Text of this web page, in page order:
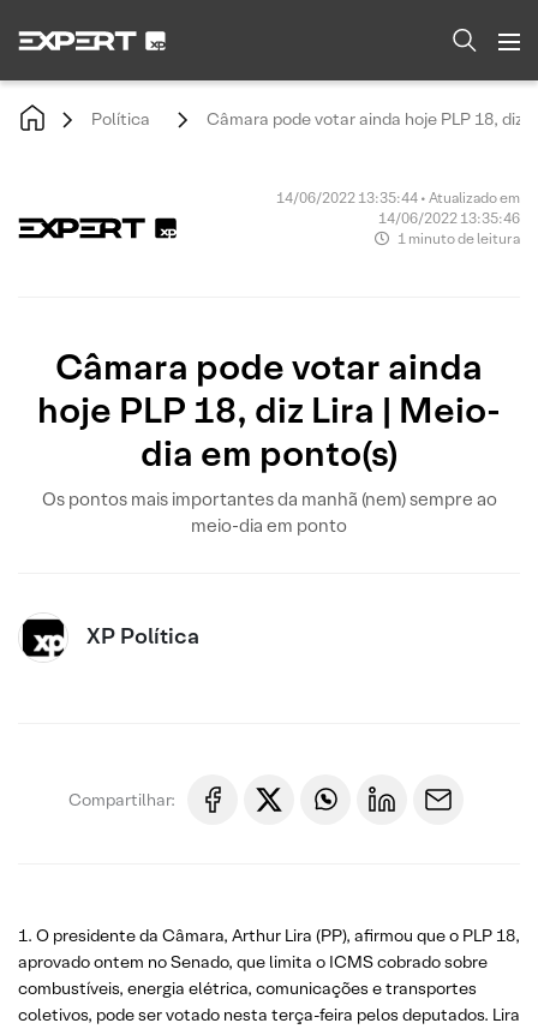
Política Câmara pode votar ainda hoje PLP 18, diz
14/06/2022 13:35:44 • Atualizado em
14/06/2022 13:35:46
1 minuto de leitura
Câmara pode votar ainda
hoje PLP 18, diz Lira | Meio-
dia em ponto(s)
Os pontos mais importantes da manhã (nem) sempre ao
meio-dia em ponto
XP Política
Compartilhar:
1. O presidente da Câmara, Arthur Lira (PP), afirmou que o PLP 18,
aprovado ontem no Senado, que limita o ICMS cobrado sobre
combustíveis, energia elétrica, comunicações e transportes
coletivos, pode ser votado nesta terça-feira pelos deputados. Lira